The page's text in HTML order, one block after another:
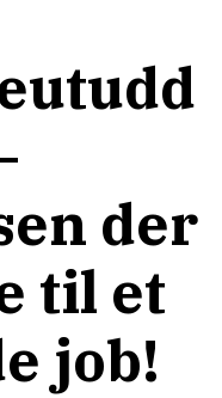
der
til et
job!